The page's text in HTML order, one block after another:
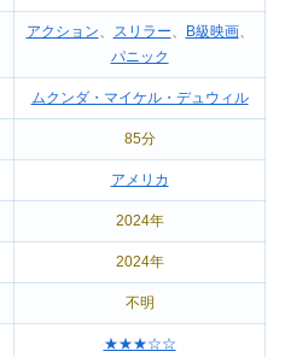
アクション、 スリラー、 B級映画、
パニック
ムクンダ・マイケル・デュウィル
85分
アメリカ
2024年
2024年
不明
★★★☆☆